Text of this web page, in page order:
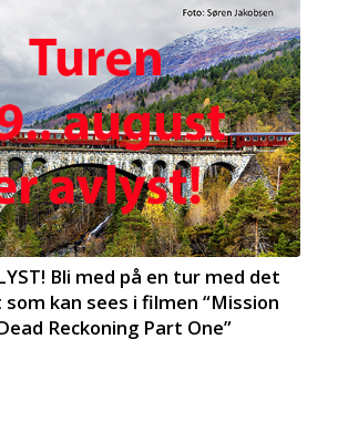
Bli med på en tur med det
kan sees i filmen “Mission
Reckoning Part One”